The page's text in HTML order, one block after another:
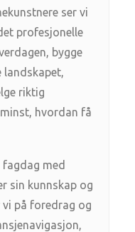
ser vi
profesjonelle
bygge
riktig
hvordan få
med
sin kunnskap og
på foredrag og